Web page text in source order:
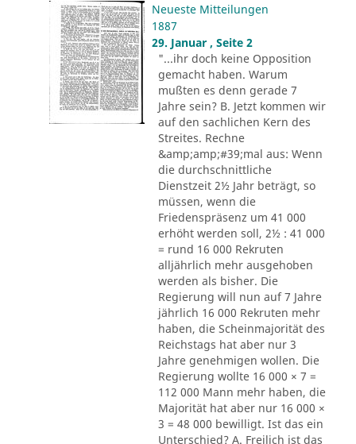
Neueste Mitteilungen
1887
29. Januar , Seite 2
"...ihr doch keine Opposition
gemacht haben. Warum
mußten es denn gerade 7
Jahre sein? B. Jetzt kommen wir
auf den sachlichen Kern des
Streites. Rechne
&amp;amp;#39;mal aus: Wenn
die durchschnittliche
Dienstzeit 2½ Jahr beträgt, so
müssen, wenn die
Friedenspräsenz um 41 000
erhöht werden soll, 2½ : 41 000
= rund 16 000 Rekruten
alljährlich mehr ausgehoben
werden als bisher. Die
Regierung will nun auf 7 Jahre
jährlich 16 000 Rekruten mehr
haben, die Scheinmajorität des
Reichstags hat aber nur 3
Jahre genehmigen wollen. Die
Regierung wollte 16 000 × 7 =
112 000 Mann mehr haben, die
Majorität hat aber nur 16 000 ×
3 = 48 000 bewilligt. Ist das ein
Unterschied? A. Freilich ist das